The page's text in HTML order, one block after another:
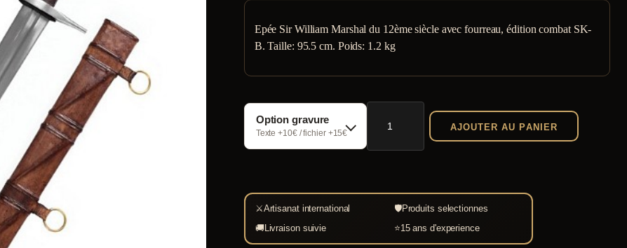
Epée Sir William Marshal du 12ème siècle avec fourreau, édition combat SK-
B. Taille: 95.5 cm. Poids: 1.2 kg
Option gravure
Texte +10€ / fichier +15€
quantité
Epée
Sire
W.Marshal
AJOUTER AU PANIER
⚔Artisanat international 🛡Produits selectionnes
🚚Livraison suivie ⭐15 ans d'experience